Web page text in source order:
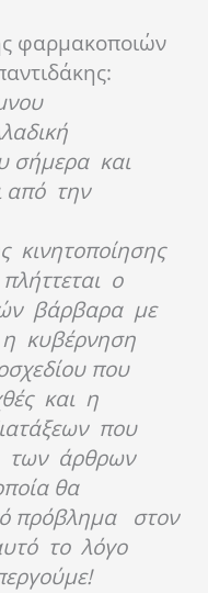
φαρμακοποιών
σήμερα και
από την
κινητοποίησης
ο
βάρβαρα με
κυβέρνηση
που
και η
που
των άρθρων
θα
πρόβλημα στον
το λόγο